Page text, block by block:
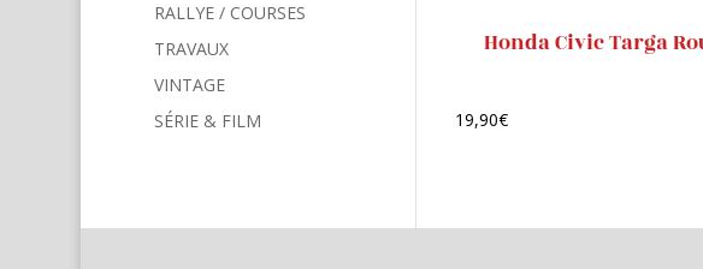
Honda Civic Targa
19,90€
RALLYE / COURSES
TRAVAUX
VINTAGE
SÉRIE & FILM